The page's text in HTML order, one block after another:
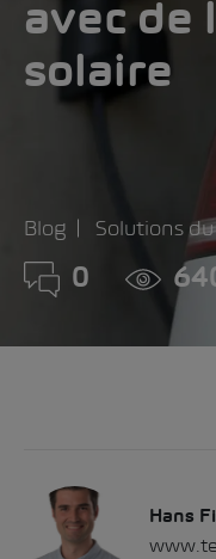
avec de
solaire
Blog Solutions
0
Hans